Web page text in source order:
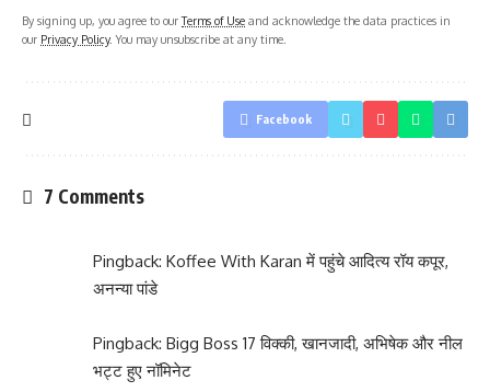
By signing up, you agree to ourTerms of Use and acknowledge the data practices in
our Privacy Policy. You may unsubscribe at any time.
Facebook
7 Comments
Pingback: Koffee With Karan में पहुंचे आदित्य रॉय कपूर,
अनन्या पांडे
Pingback: Bigg Boss 17 विक्की, खानजादी, अभिषेक और नील
भट्ट हुए नॉमिनेट